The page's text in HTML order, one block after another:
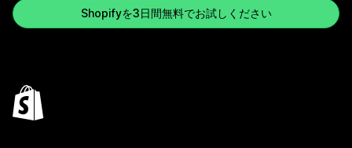
Shopifyを3日間無料でお試しください